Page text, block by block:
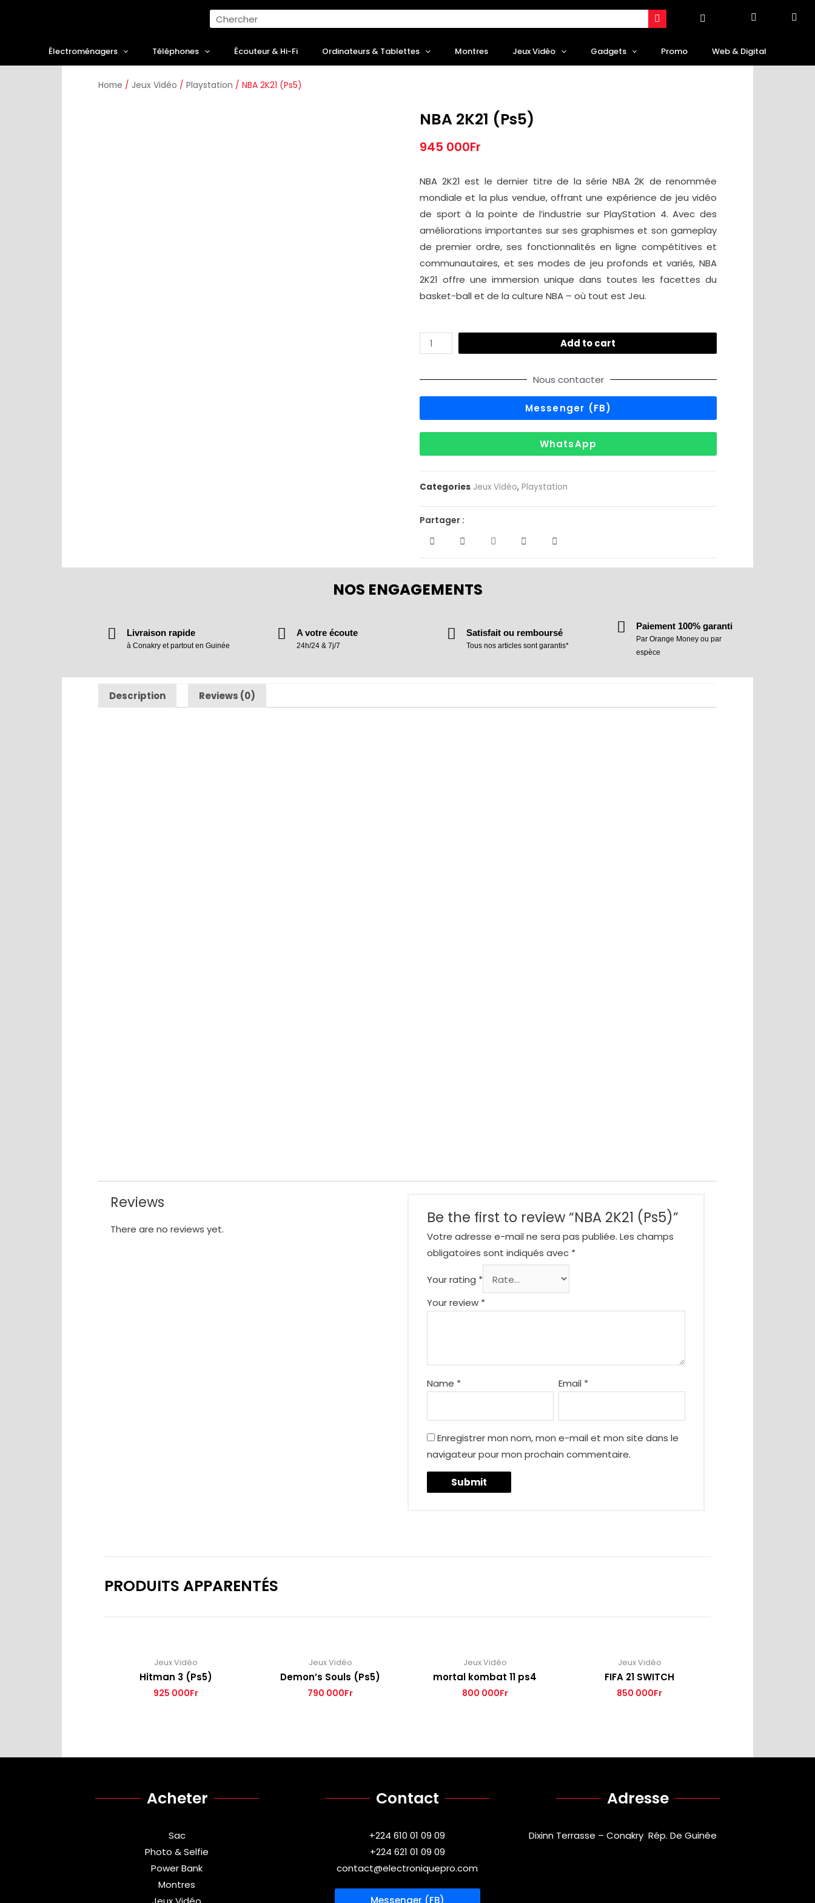
Électroménagers Téléphones Écouteur & Hi-Fi Ordinateurs & Tablettes Montres Jeux Vidéo Gadgets Promo Web & Digital
Home / Jeux Vidéo / Playstation / NBA 2K21 (Ps5)
NBA 2K21 (Ps5)
945 000Fr
NBA 2K21 est le dernier titre de la série NBA 2K de renommée
mondiale et la plus vendue, offrant une expérience de jeu vidéo
de sport à la pointe de l’industrie sur PlayStation 4. Avec des
améliorations importantes sur ses graphismes et son gameplay
de premier ordre, ses fonctionnalités en ligne compétitives et
communautaires, et ses modes de jeu profonds et variés, NBA
2K21 offre une immersion unique dans toutes les facettes du
basket-ball et de la culture NBA – où tout est Jeu.
Add to cart
Nous contacter
Messenger (FB)
WhatsApp
Categories Jeux Vidéo, Playstation
Partager :
NOS ENGAGEMENTS
Livraison rapide
à Conakry et partout en Guinée
A votre écoute
24h/24 & 7j/7
Satisfait ou remboursé
Tous nos articles sont garantis*
Paiement 100% garanti
Par Orange Money ou par
espèce
Description Reviews (0)
Reviews
There are no reviews yet.
Be the first to review “NBA 2K21 (Ps5)”
Votre adresse e-mail ne sera pas publiée. Les champs
obligatoires sont indiqués avec *
Your rating *
Your review *
Name * Email *
Enregistrer mon nom, mon e-mail et mon site dans le
navigateur pour mon prochain commentaire.
PRODUITS APPARENTÉS
Jeux Vidéo
Hitman 3 (Ps5)
925 000Fr
Jeux Vidéo
Demon’s Souls (Ps5)
790 000Fr
Jeux Vidéo
mortal kombat 11 ps4
800 000Fr
Jeux Vidéo
FIFA 21 SWITCH
850 000Fr
Acheter
Sac
Photo & Selfie
Power Bank
Montres
Contact
+224 610 01 09 09
+224 621 01 09 09
contact@electroniquepro.com
Messenger (FB)
Adresse
Dixinn Terrasse – Conakry Rép. De Guinée